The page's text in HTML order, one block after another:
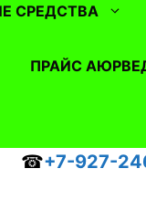
СРЕДСТВА
ПРАЙС
☎+7-927-